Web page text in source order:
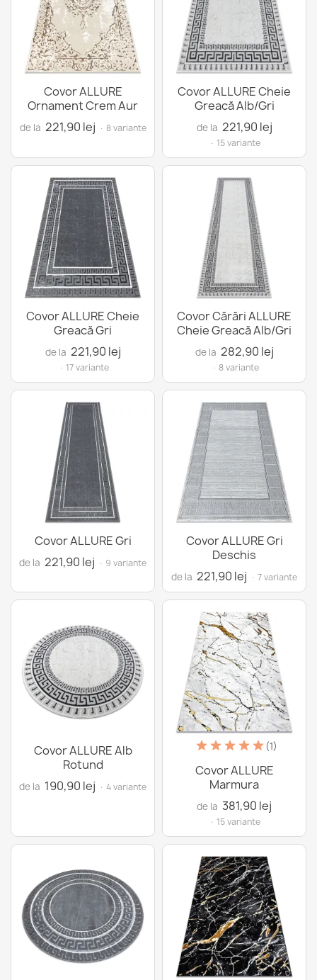
Covor ALLURE
Ornament Crem Aur
de la 221,90 lej · 8 variante
Covor ALLURE Cheie
Greacă Alb/Gri
de la 221,90 lej
· 15 variante
Covor ALLURE Cheie
Greacă Gri
de la 221,90 lej
· 17 variante
Covor Cărări ALLURE
Cheie Greacă Alb/Gri
de la 282,90 lej
· 8 variante
Covor ALLURE Gri
de la 221,90 lej · 9 variante
Covor ALLURE Gri
Deschis
de la 221,90 lej · 7 variante
Covor ALLURE Alb
Rotund
de la 190,90 lej · 4 variante
(1)
Covor ALLURE
Marmura
de la 381,90 lej
· 15 variante